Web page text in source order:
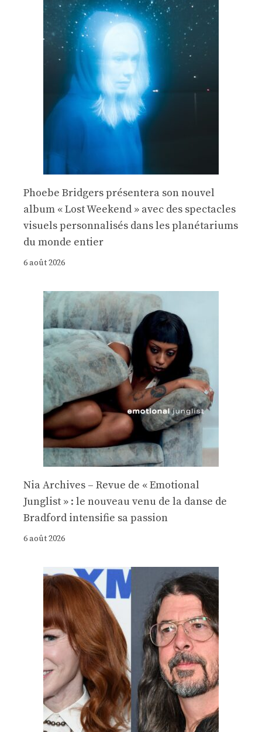
Phoebe Bridgers présentera son nouvel
album « Lost Weekend » avec des spectacles
visuels personnalisés dans les planétariums
du monde entier
6 août 2026
Nia Archives – Revue de « Emotional
Junglist » : le nouveau venu de la danse de
Bradford intensifie sa passion
6 août 2026